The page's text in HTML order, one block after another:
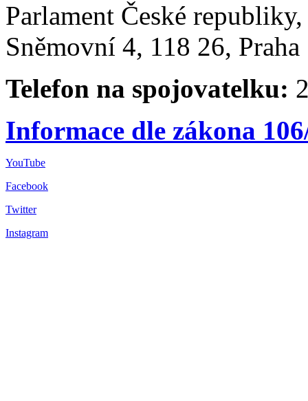
Parlament České
Sněmovní 4, 118 26,
Telefon na spojovatelku:
Informace dle zákona
YouTube
Facebook
Twitter
Instagram